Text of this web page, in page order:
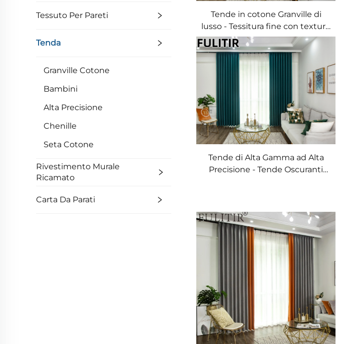
Tessuto Per Pareti
Tenda
Granville Cotone
Bambini
Alta Precisione
Chenille
Seta Cotone
Rivestimento Murale
Ricamato
Carta Da Parati
Tende in cotone Granville di
lusso - Tessitura fine con texture
naturale, decorazione filtrante la
luce per camera da letto
principale
Tende di Alta Gamma ad Alta
Precisione - Tende Oscuranti
Soggiorno